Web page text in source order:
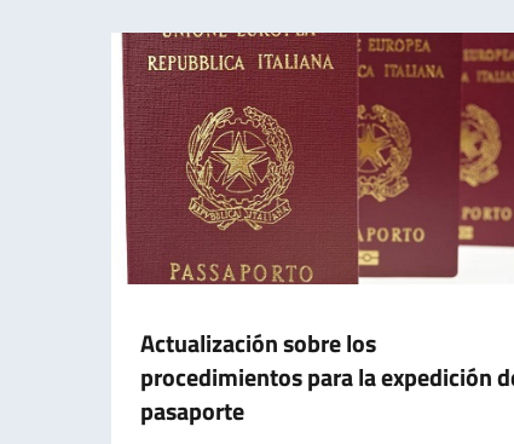
Actualización sobre los
procedimientos para la expedición
pasaporte